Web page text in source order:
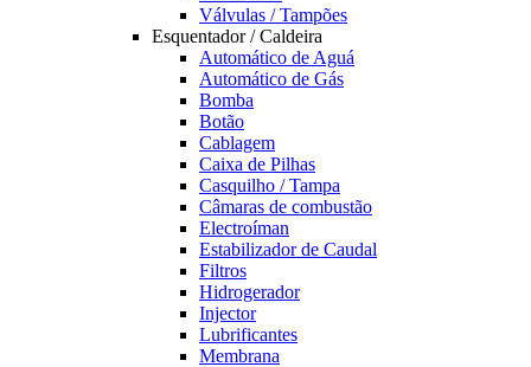
Válvulas / Tampões
Esquentador / Caldeira
Automático de Aguá
Automático de Gás
Bomba
Botão
Cablagem
Caixa de Pilhas
Casquilho / Tampa
Câmaras de combustão
Electroíman
Estabilizador de Caudal
Filtros
Hidrogerador
Injector
Lubrificantes
Membrana